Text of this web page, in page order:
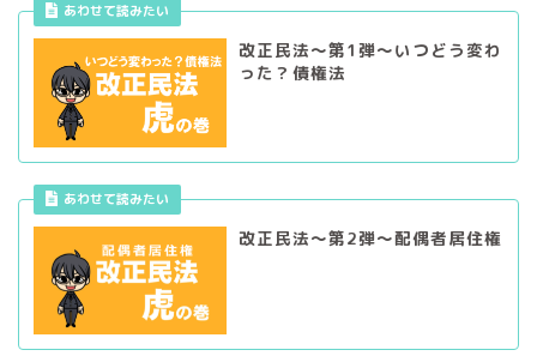
あわせて読みたい
改正民法～第1弾～いつどう変わ
った？債権法
あわせて読みたい
改正民法～第2弾～配偶者居住権